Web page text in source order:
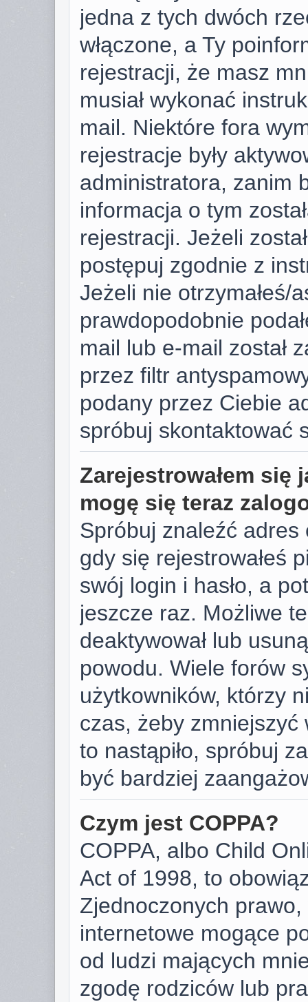
jedna z tych dwóch
włączone, a Ty
rejestracji, że masz
musiał wykonać
mail. Niektóre fora
rejestracje były
administratora, zanim
informacja o tym
rejestracji. Jeżeli
postępuj zgodnie z
Jeżeli nie otrzymałeś/
prawdopodobnie
mail lub e-mail został
przez filtr
podany przez Ciebie
spróbuj skontaktować
Zarejestrowałem się
mogę się teraz
Spróbuj znaleźć adres
gdy się rejestrowałeś
swój login i hasło, a
jeszcze raz. Możliwe
deaktywował lub
powodu. Wiele forów
użytkowników, którzy
czas, żeby
to nastąpiło, spróbuj
być bardziej
Czym jest COPPA?
COPPA, albo Child
Act of 1998, to
Zjednoczonych
internetowe mogące
od ludzi mających
zgodę rodziców lub